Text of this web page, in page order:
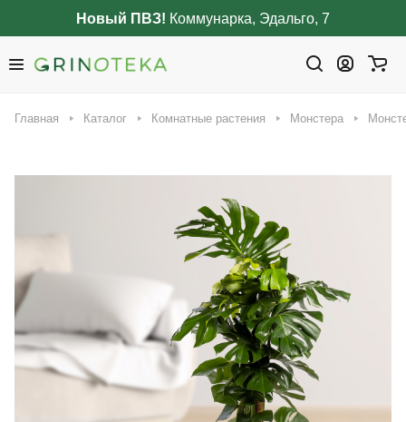
Новый ПВЗ! Коммунарка, Эдальго, 7
Главная Каталог Комнатные растения Монстера